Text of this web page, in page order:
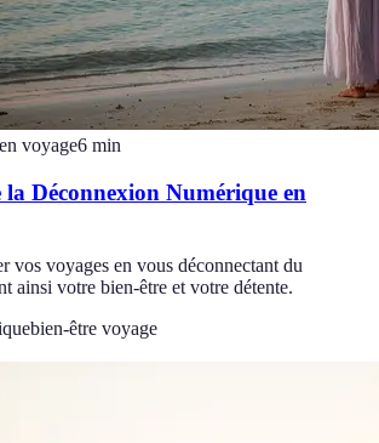
voyage6 min
la Déconnexion Numérique en
vos voyages en vous déconnectant du
ainsi votre bien-être et votre détente.
bien-être voyage